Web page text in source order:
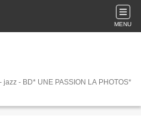
MENU
- BD* UNE PASSION LA PHOTOS*